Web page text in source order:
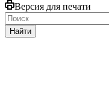
Версия для печати
Найти